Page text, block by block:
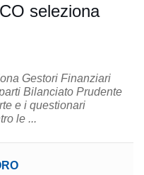
seleziona
Gestori Finanziari
Bilanciato Prudente
le ...